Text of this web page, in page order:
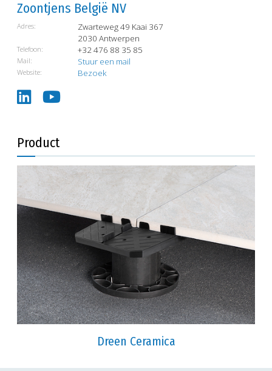
Zoontjens België NV
Adres:
Zwarteweg 49 Kaai 367
2030 Antwerpen
Telefoon: +32 476 88 35 85
Mail: Stuur een mail
Website: Bezoek
Product
Dreen Ceramica